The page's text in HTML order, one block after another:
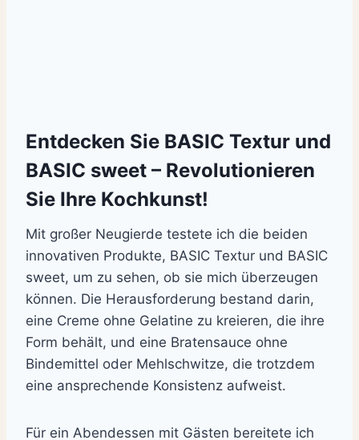
Entdecken Sie BASIC Textur und
BASIC sweet – Revolutionieren
Sie Ihre Kochkunst!
Mit großer Neugierde testete ich die beiden
innovativen Produkte, BASIC Textur und BASIC
sweet, um zu sehen, ob sie mich überzeugen
können. Die Herausforderung bestand darin,
eine Creme ohne Gelatine zu kreieren, die ihre
Form behält, und eine Bratensauce ohne
Bindemittel oder Mehlschwitze, die trotzdem
eine ansprechende Konsistenz aufweist.
Für ein Abendessen mit Gästen bereitete ich